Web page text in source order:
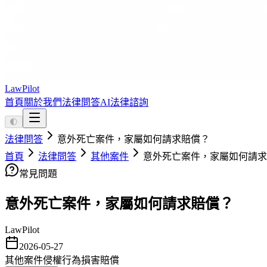
LawPilot
首頁 關於我們法律問答AI法律諮詢
🌓
法律問答
意外死亡案件，家屬如何請求賠償？
首頁
法律問答 其他案件
意外死亡案件，家屬如何請
常見問題
意外死亡案件，家屬如何請求賠償？
LawPilot
2026-05-27
其他案件侵權行為損害賠償